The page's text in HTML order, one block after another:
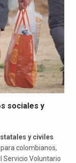
sociales y
y civiles
colombianos,
Servicio Voluntario